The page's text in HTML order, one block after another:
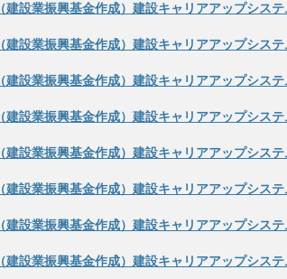
（建設業振興基金作成）建設キャリアアップシス
（建設業振興基金作成）建設キャリアアップシス
（建設業振興基金作成）建設キャリアアップシス
（建設業振興基金作成）建設キャリアアップシス
（建設業振興基金作成）建設キャリアアップシス
（建設業振興基金作成）建設キャリアアップシス
（建設業振興基金作成）建設キャリアアップシス
（建設業振興基金作成）建設キャリアアップシス